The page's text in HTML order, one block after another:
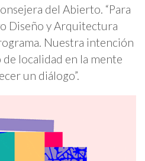
del Abierto. “Para
Diseño y Arquitectura
Nuestra intención
localidad en la mente
un diálogo”.